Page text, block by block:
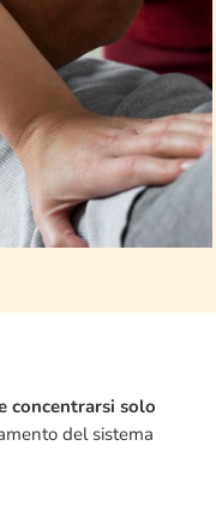
concentrarsi solo
del sistema